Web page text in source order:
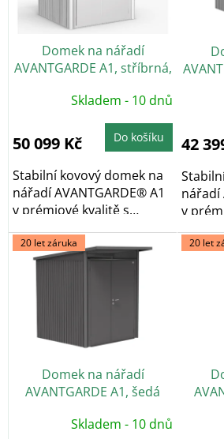
u
Domek na nářadí
AVANTGARDE A1, stříbrná,
Skladem - 10 dnů
50 099 Kč Do košíku
Stabilní kovový domek na
nářadí AVANTGARDE® A1
v prémiové kvalitě s
42
nářadí
v
20 let záruka
Domek na nářadí
AVANTGARDE A1, šedá
Skladem - 10 dnů
20 let